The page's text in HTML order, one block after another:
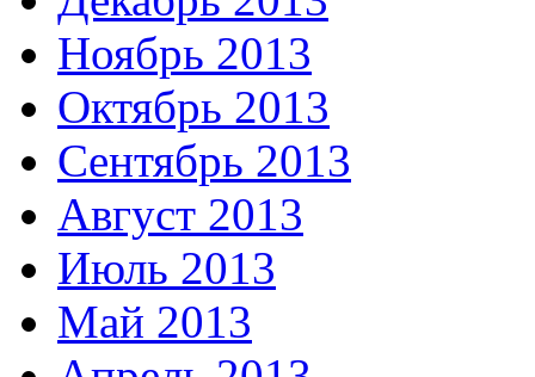
Ноябрь 2013
Октябрь 2013
Сентябрь 2013
Август 2013
Июль 2013
Май 2013